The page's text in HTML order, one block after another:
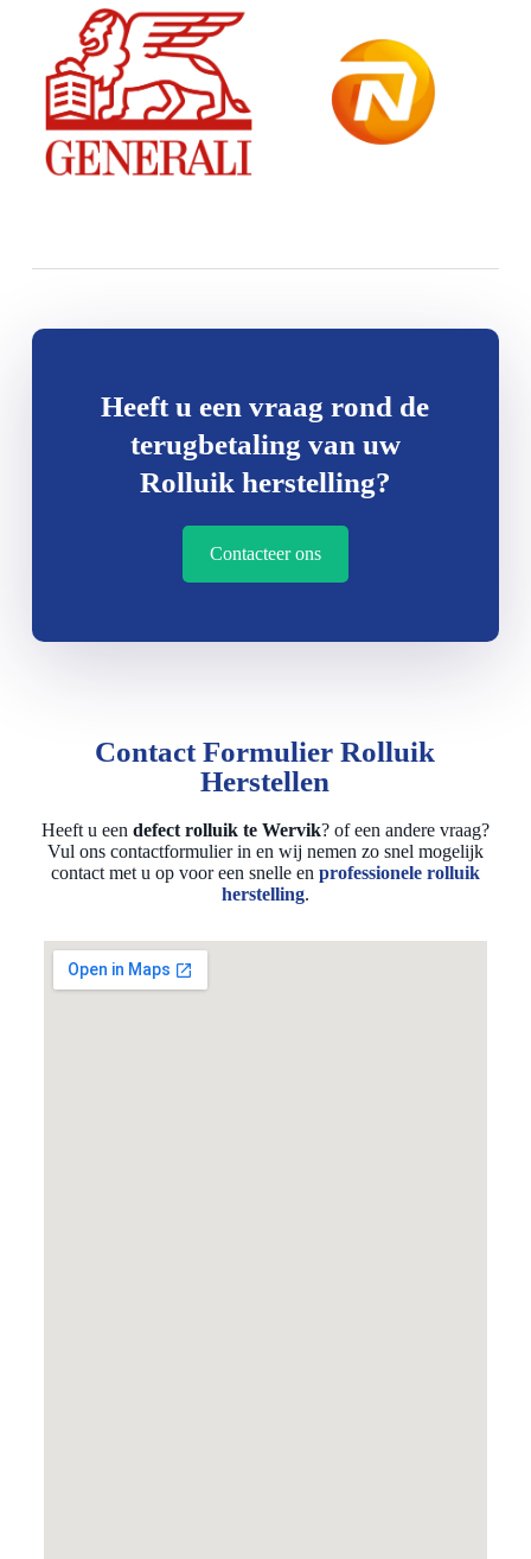
Heeft u een vraag rond de
terugbetaling van uw
Rolluik herstelling?
Contacteer ons
Contact Formulier Rolluik
Herstellen
Heeft u een defect rolluik te Wervik? of een andere vraag?
Vul ons contactformulier in en wij nemen zo snel mogelijk
contact met u op voor een snelle en professionele rolluik
herstelling.